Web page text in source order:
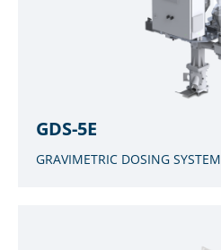
GDS-5E
GRAVIMETRIC DOSING SYSTEM